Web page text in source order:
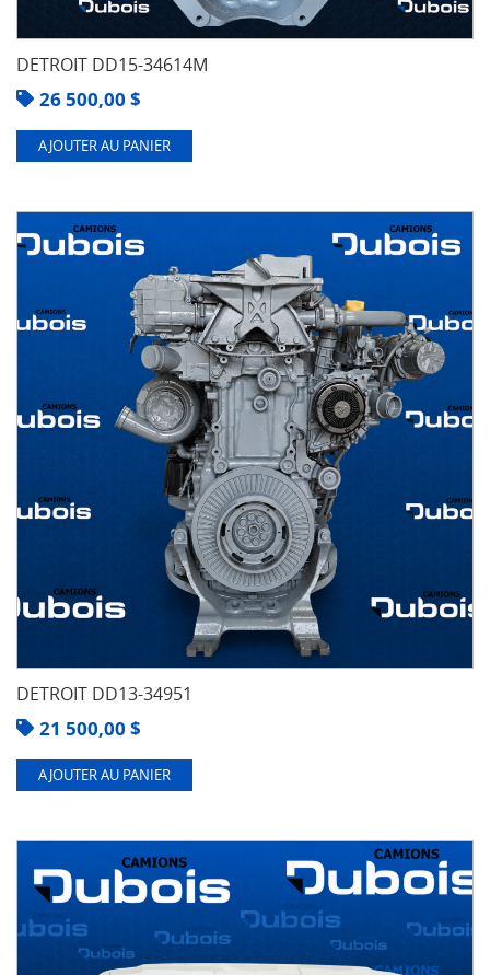
DETROIT DD15-34614M
26 500,00 $
AJOUTER AU PANIER
DETROIT DD13-34951
21 500,00 $
AJOUTER AU PANIER